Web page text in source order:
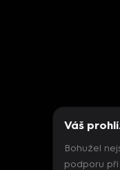
Váš
Bohužel
podporu při